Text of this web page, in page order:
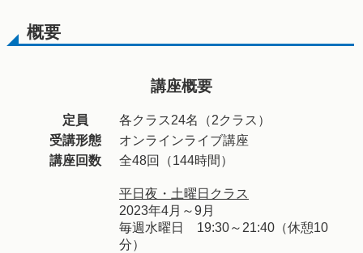
概要
講座概要
定員
各クラス24名（2クラス）
受講形態
オンラインライブ講座
講座回数
全48回（144時間）
平日夜・土曜日クラス
2023年4月～9月
毎週水曜日 19:30～21:40（休憩10
分）